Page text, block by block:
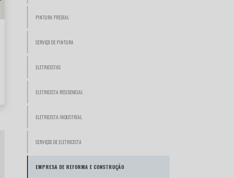
PINTURA PREDIAL
SERVIÇO DE PINTURA
ELETRICISTAS
ELETRICISTA RESIDENCIAL
ELETRICISTA INDUSTRIAL
SERVIÇOS DE ELETRICISTA
EMPRESA DE REFORMA E CONSTRUÇÃO